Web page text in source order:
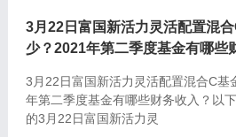
3月22日富国新活力灵活配置混
少？2021年第二季度基金有哪些
3月22日富国新活力灵活配置混合C基
年第二季度基金有哪些财务收入？以
的3月22日富国新活力灵